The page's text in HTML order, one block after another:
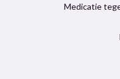
Medicatie